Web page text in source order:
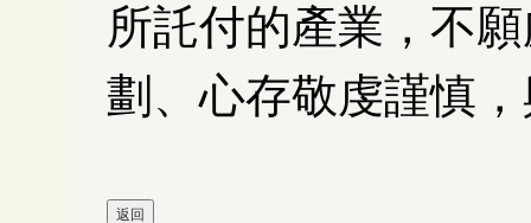
所託付的產業，不
劃、心存敬虔謹慎